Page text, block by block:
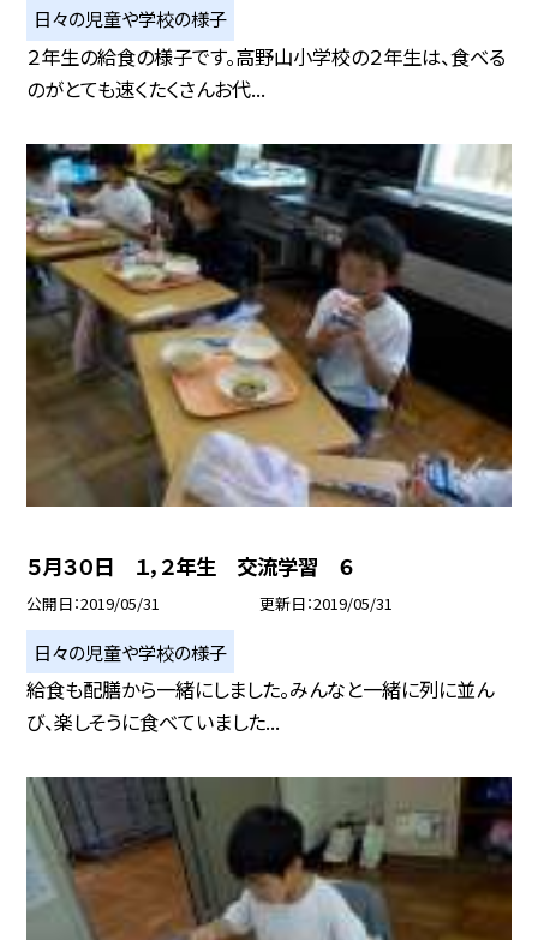
日々の児童や学校の様子
２年生の給食の様子です。高野山小学校の２年生は、食べる
のがとても速くたくさんお代...
５月３０日 １，２年生 交流学習 ６
公開日 2019/05/31 更新日 2019/05/31
日々の児童や学校の様子
給食も配膳から一緒にしました。みんなと一緒に列に並ん
び、楽しそうに食べていました...